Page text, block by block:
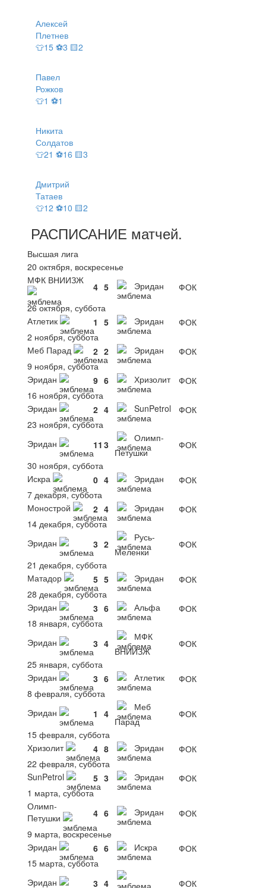
Алексей
Плетнев
👕15 ⚽3 🟨2
Павел
Рожков
👕1 ⚽1
Никита
Солдатов
👕21 ⚽16 🟨3
Дмитрий
Татаев
👕12 ⚽10 🟨2
РАСПИСАНИЕ матчей.
Высшая лига
20 октября, воскресенье
МФК ВНИИЗЖ
4 5 Эридан
ФОК
26 октября, суббота
Атлетик
1 5 Эридан
ФОК
2 ноября, суббота
Меб Парад
2 2 Эридан
ФОК
9 ноября, суббота
Эридан
9 6 Хризолит
ФОК
16 ноября, суббота
Эридан
2 4 SunPetrol
ФОК
23 ноября, суббота
Эридан
11 3
Олимп-
Петушки
ФОК
30 ноября, суббота
Искра
0 4 Эридан
ФОК
7 декабря, суббота
Монострой
2 4 Эридан
ФОК
14 декабря, суббота
Эридан
3 2
Русь-
Меленки
ФОК
21 декабря, суббота
Матадор
5 5 Эридан
ФОК
28 декабря, суббота
Эридан
3 6 Альфа
ФОК
18 января, суббота
Эридан
3 4
МФК
ВНИИЗЖ
ФОК
25 января, суббота
Эридан
3 6 Атлетик
ФОК
8 февраля, суббота
Эридан
1 4
Меб
Парад
ФОК
15 февраля, суббота
Хризолит
4 8 Эридан
ФОК
22 февраля, суббота
SunPetrol
5 3 Эридан
ФОК
1 марта, суббота
Олимп-
Петушки
4 6 Эридан
ФОК
9 марта, воскресенье
Эридан
6 6 Искра
ФОК
15 марта, суббота
Эридан
3 4 ФОК